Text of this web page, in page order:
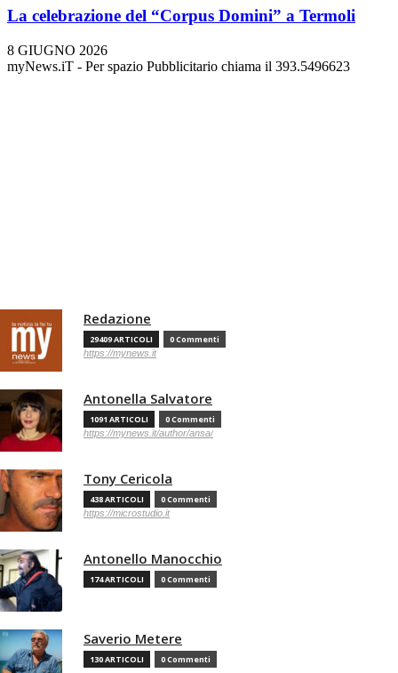
La celebrazione del “Corpus Domini” a Termoli
8 GIUGNO 2026
myNews.iT - Per spazio Pubblicitario chiama il 393.5496623
Redazione
29409 ARTICOLI 0 Commenti
https://mynews.it
Antonella Salvatore
1091 ARTICOLI 0 Commenti
https://mynews.it/author/ansa/
Tony Cericola
438 ARTICOLI 0 Commenti
https://microstudio.it
Antonello Manocchio
174 ARTICOLI 0 Commenti
Saverio Metere
130 ARTICOLI 0 Commenti